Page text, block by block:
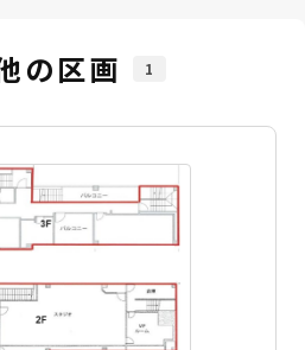
の区画 1